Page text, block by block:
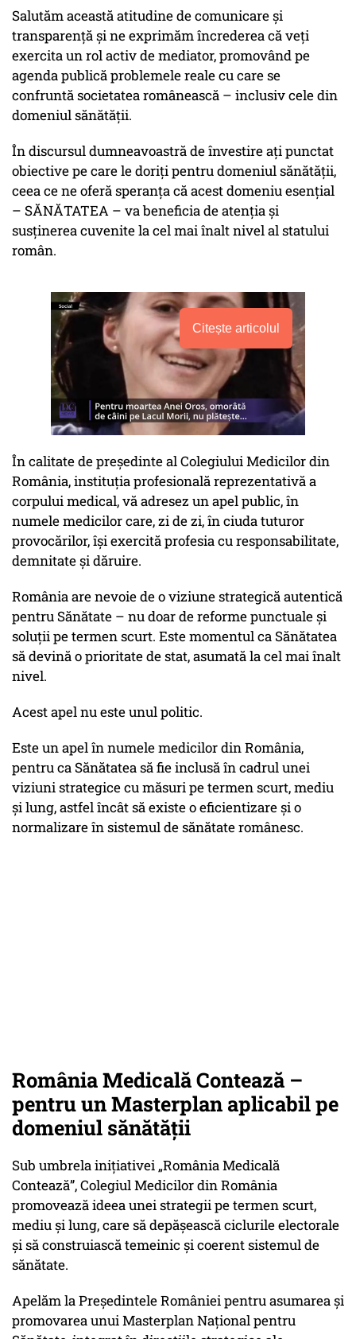
Salutăm această atitudine de comunicare și
transparență și ne exprimăm încrederea că veți
exercita un rol activ de mediator, promovând pe
agenda publică problemele reale cu care se
confruntă societatea românească – inclusiv cele din
domeniul sănătății.
În discursul dumneavoastră de învestire ați punctat
obiective pe care le doriți pentru domeniul sănătății,
ceea ce ne oferă speranța că acest domeniu esențial
– SĂNĂTATEA – va beneficia de atenția și
susținerea cuvenite la cel mai înalt nivel al statului
român.
Citește articolul
În calitate de președinte al Colegiului Medicilor din
România, instituția profesională reprezentativă a
corpului medical, vă adresez un apel public, în
numele medicilor care, zi de zi, în ciuda tuturor
provocărilor, își exercită profesia cu responsabilitate,
demnitate și dăruire.
România are nevoie de o viziune strategică autentică
pentru Sănătate – nu doar de reforme punctuale și
soluții pe termen scurt. Este momentul ca Sănătatea
să devină o prioritate de stat, asumată la cel mai înalt
nivel.
Acest apel nu este unul politic.
Este un apel în numele medicilor din România,
pentru ca Sănătatea să fie inclusă în cadrul unei
viziuni strategice cu măsuri pe termen scurt, mediu
și lung, astfel încât să existe o eficientizare și o
normalizare în sistemul de sănătate românesc.
România Medicală Contează –
pentru un Masterplan aplicabil pe
domeniul sănătății
Sub umbrela inițiativei „România Medicală
Contează”, Colegiul Medicilor din România
promovează ideea unei strategii pe termen scurt,
mediu și lung, care să depășească ciclurile electorale
și să construiască temeinic și coerent sistemul de
sănătate.
Apelăm la Președintele României pentru asumarea și
promovarea unui Masterplan Național pentru